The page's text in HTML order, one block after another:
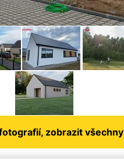
zobrazit všechny